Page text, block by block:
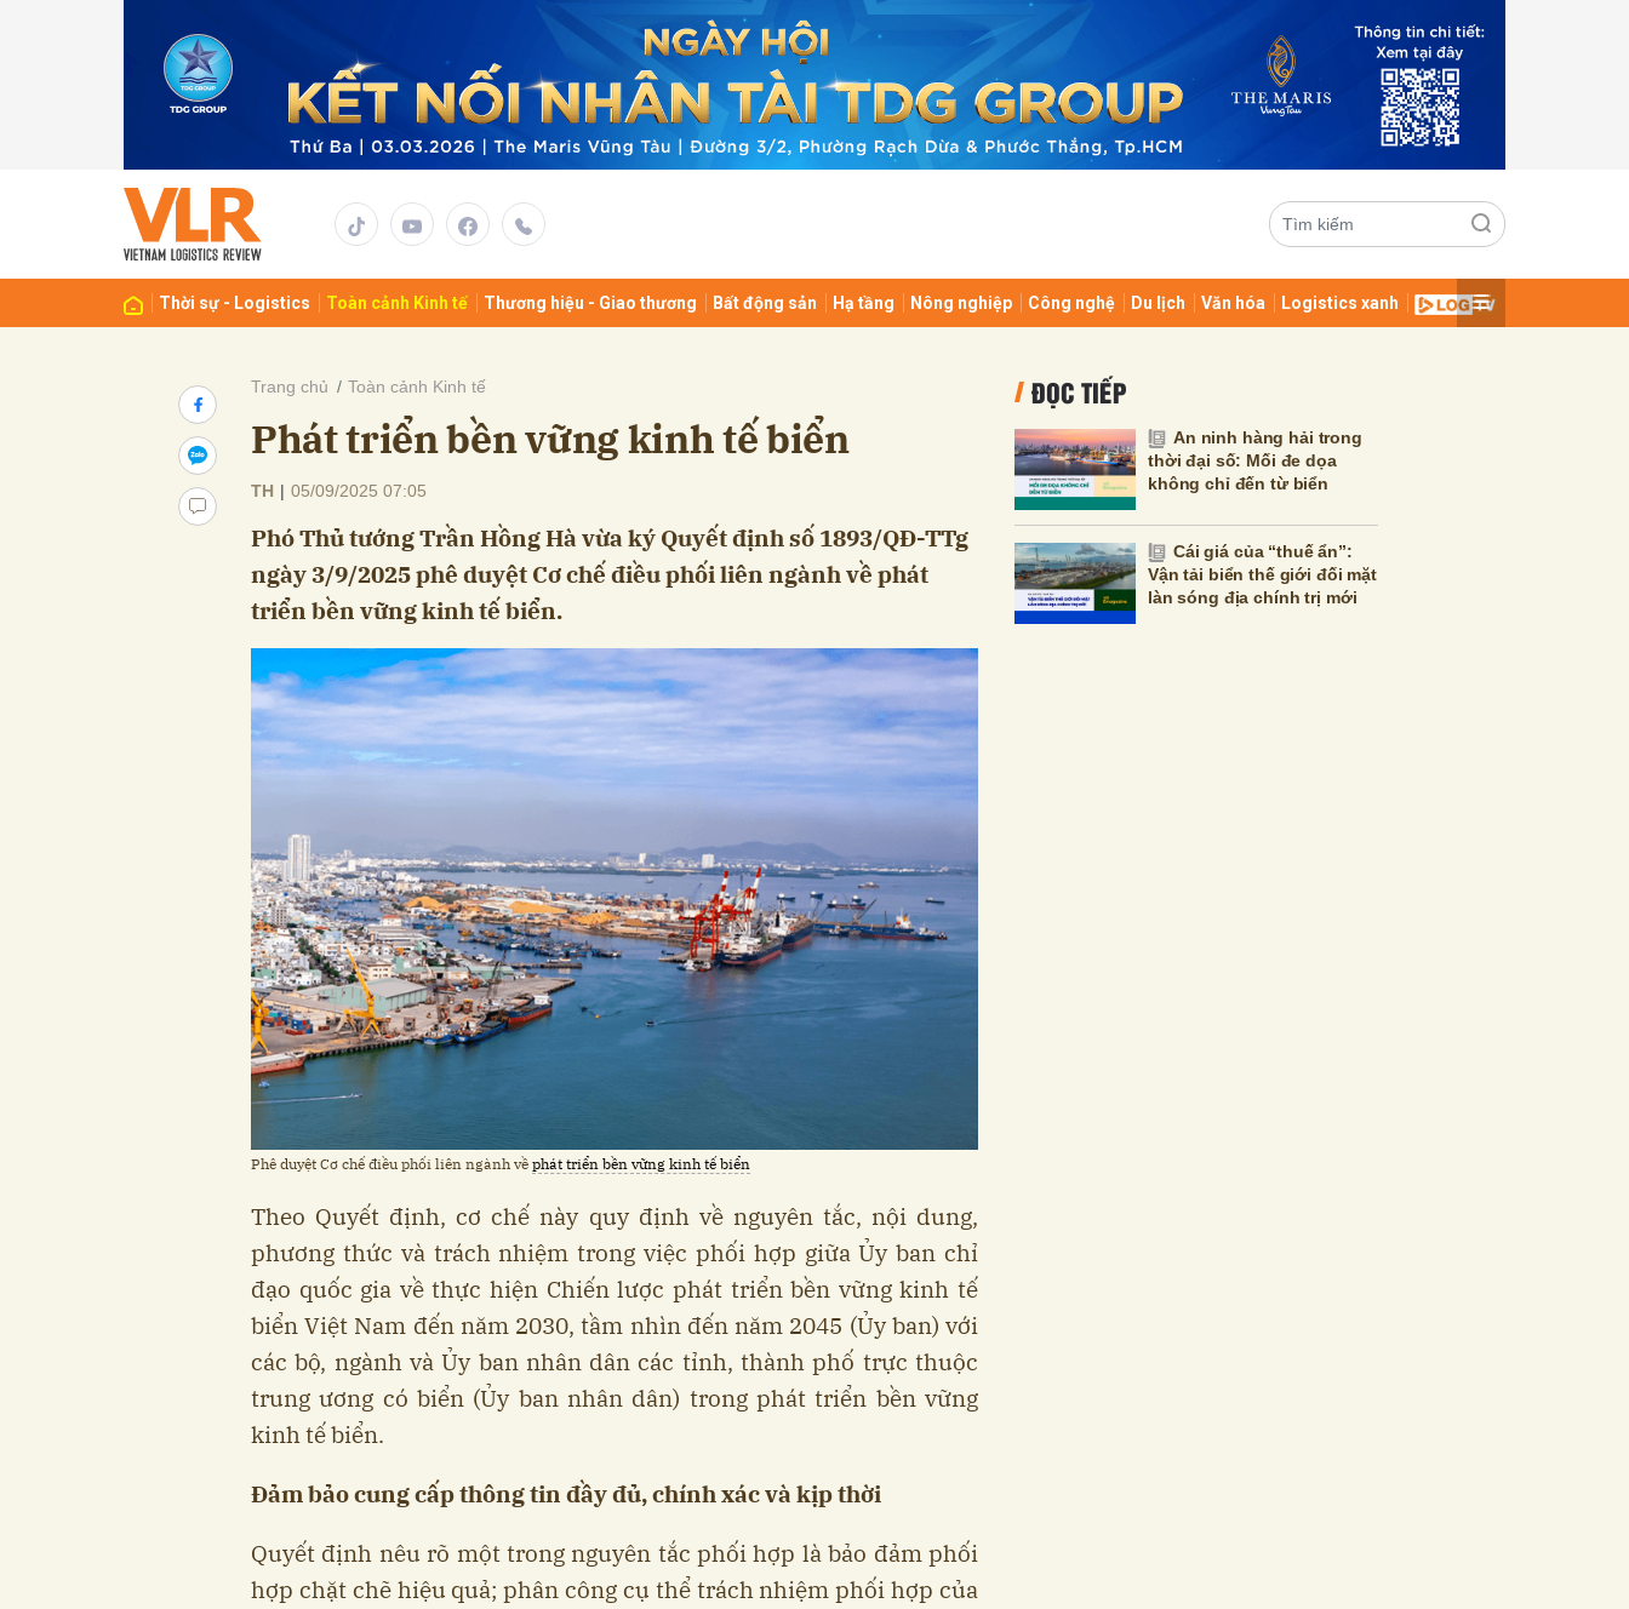
Thời sự - Logistics Toàn cảnh Kinh tế Thương hiệu - Giao thương Bất động sản Hạ tầng Nông nghiệp Công nghệ Du lịch Văn hóa Logistics xanh
Trang chủ Toàn cảnh Kinh tế
Phát triển bền vững kinh tế biển
TH | 05/09/2025 07:05
Phó Thủ tướng Trần Hồng Hà vừa ký Quyết định số 1893/QĐ-TTg
ngày 3/9/2025 phê duyệt Cơ chế điều phối liên ngành về phát
triển bền vững kinh tế biển.
Phê duyệt Cơ chế điều phối liên ngành về phát triển bền vững kinh tế biển
Theo Quyết định, cơ chế này quy định về nguyên tắc, nội dung,
phương thức và trách nhiệm trong việc phối hợp giữa Ủy ban chỉ
đạo quốc gia về thực hiện Chiến lược phát triển bền vững kinh tế
biển Việt Nam đến năm 2030, tầm nhìn đến năm 2045 (Ủy ban) với
các bộ, ngành và Ủy ban nhân dân các tỉnh, thành phố trực thuộc
trung ương có biển (Ủy ban nhân dân) trong phát triển bền vững
kinh tế biển.
Đảm bảo cung cấp thông tin đầy đủ, chính xác và kịp thời
Quyết định nêu rõ một trong nguyên tắc phối hợp là bảo đảm phối
hợp chặt chẽ hiệu quả; phân công cụ thể trách nhiệm phối hợp của
ĐỌC TIẾP
An ninh hàng hải trong
thời đại số: Mối đe dọa
không chỉ đến từ biển
Cái giá của “thuế ẩn”:
Vận tải biển thế giới đối mặt
làn sóng địa chính trị mới
Gửi bình luận